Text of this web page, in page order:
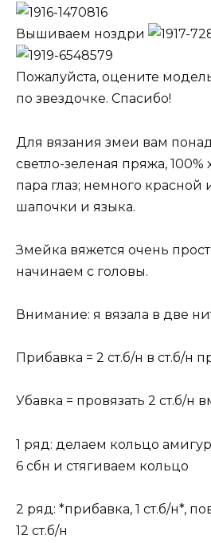
Вышиваем ноздри
Пожалуйста, оцените
по звездочке. Спасибо!
Для вязания змеи вам
светло-зеленая пряжа, 100%
пара глаз; немного
шапочки и языка.
Змейка вяжется очень
начинаем с головы.
Внимание: я вязала в две
Прибавка = 2 ст.б/н в ст.б/н
Убавка = провязать 2 ст.б/н
1 ряд: делаем кольцо
6 сбн и стягиваем кольцо
2 ряд: *прибавка, 1 ст.б/н*,
12 ст.б/н